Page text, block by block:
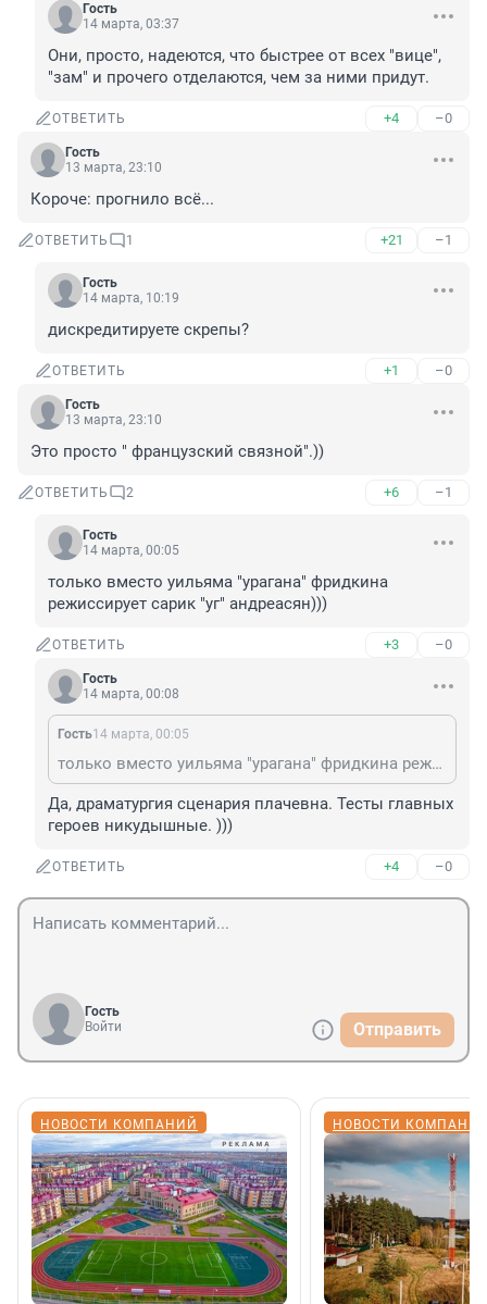
Гость
14 марта, 03:37
Они, просто, надеются, что быстрее от всех "вице",
"зам" и прочего отделаются, чем за ними придут.
ОТВЕТИТЬ +4 –0
Гость
13 марта, 23:10
Короче: прогнило всё...
ОТВЕТИТЬ 1 +21 –1
Гость
14 марта, 10:19
дискредитируете скрепы?
ОТВЕТИТЬ +1 –0
Гость
13 марта, 23:10
Это просто " французский связной".))
ОТВЕТИТЬ 2 +6 –1
Гость
14 марта, 00:05
только вместо уильяма "урагана" фридкина
режиссирует сарик "уг" андреасян)))
ОТВЕТИТЬ +3 –0
Гость
14 марта, 00:08
Гость14 марта, 00:05
только вместо уильяма "урагана" фридкина режиссирует сарик "уг" андреасян)))
Да, драматургия сценария плачевна. Тесты главных
героев никудышные. )))
ОТВЕТИТЬ +4 –0
Гость
Войти
Отправить
НОВОСТИ КОМПАНИЙ НОВОСТИ